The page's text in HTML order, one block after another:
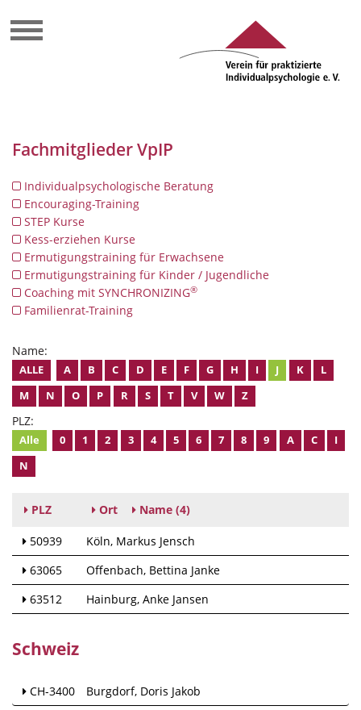
Fachmitglieder VpIP
Individualpsychologische Beratung
Encouraging-Training
STEP Kurse
Kess-erziehen Kurse
Ermutigungstraining für Erwachsene
Ermutigungstraining für Kinder / Jugendliche
Coaching mit SYNCHRONIZING®
Familienrat-Training
Name:
ALLE A B C D E F G H I J K
L
M
N O P R S T V W Z
PLZ:
Alle 0 1 2 3 4 5 6 7 8 9 A C
I
N
PLZ Ort Name (4)
50939 Köln Markus Jensch
63065
Offenbach Bettina Janke
63512
Hainburg Anke Jansen
Schweiz
CH-3400 Burgdorf Doris Jakob